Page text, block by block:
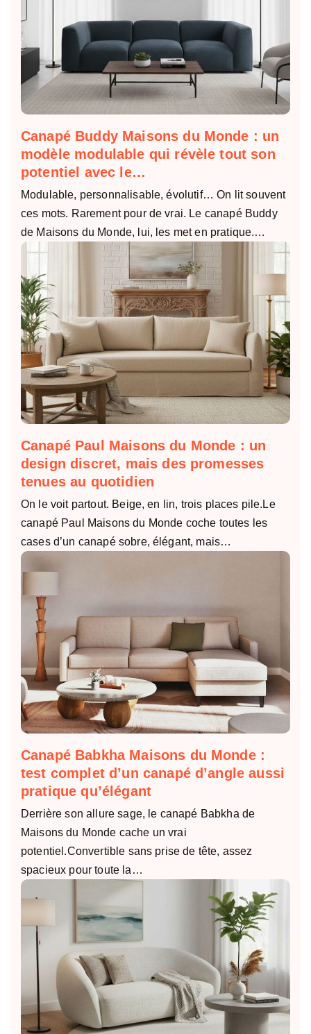
Canapé Buddy Maisons du Monde : un
modèle modulable qui révèle tout son
potentiel avec le…
Modulable, personnalisable, évolutif… On lit souvent
ces mots. Rarement pour de vrai. Le canapé Buddy
de Maisons du Monde, lui, les met en pratique.…
Canapé Paul Maisons du Monde : un
design discret, mais des promesses
tenues au quotidien
On le voit partout. Beige, en lin, trois places pile.Le
canapé Paul Maisons du Monde coche toutes les
cases d’un canapé sobre, élégant, mais…
Canapé Babkha Maisons du Monde :
test complet d’un canapé d’angle aussi
pratique qu’élégant
Derrière son allure sage, le canapé Babkha de
Maisons du Monde cache un vrai
potentiel.Convertible sans prise de tête, assez
spacieux pour toute la…